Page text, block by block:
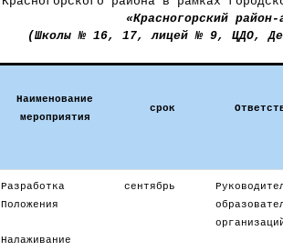
«Красногорский район-
(Школы № 16, 17, лицей № 9, ЦДО,
Наименование
мероприятия
срок
Разработка
Положения
Налаживание
сентябрь